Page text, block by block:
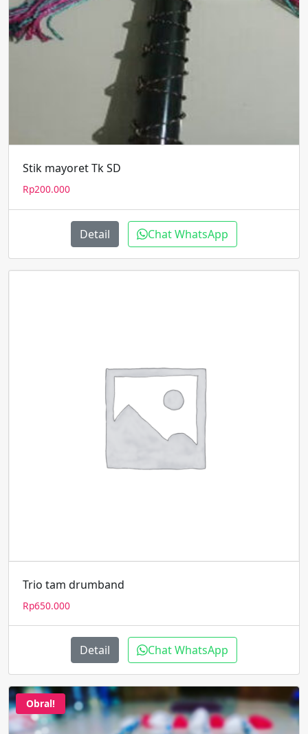
Stik mayoret Tk SD
Rp200.000
Detail Chat WhatsApp
Trio tam drumband
Rp650.000
Detail Chat WhatsApp
Obral!